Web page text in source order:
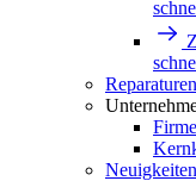
Neuigkeiten